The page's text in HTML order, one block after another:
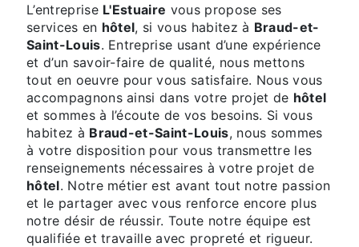
L’entreprise L'Estuaire vous propose ses
services en hôtel, si vous habitez à Braud-et-
Saint-Louis. Entreprise usant d’une expérience
et d’un savoir-faire de qualité, nous mettons
tout en oeuvre pour vous satisfaire. Nous vous
accompagnons ainsi dans votre projet de hôtel
et sommes à l’écoute de vos besoins. Si vous
habitez à Braud-et-Saint-Louis, nous sommes
à votre disposition pour vous transmettre les
renseignements nécessaires à votre projet de
hôtel. Notre métier est avant tout notre passion
et le partager avec vous renforce encore plus
notre désir de réussir. Toute notre équipe est
qualifiée et travaille avec propreté et rigueur.